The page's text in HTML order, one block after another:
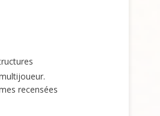
recensées